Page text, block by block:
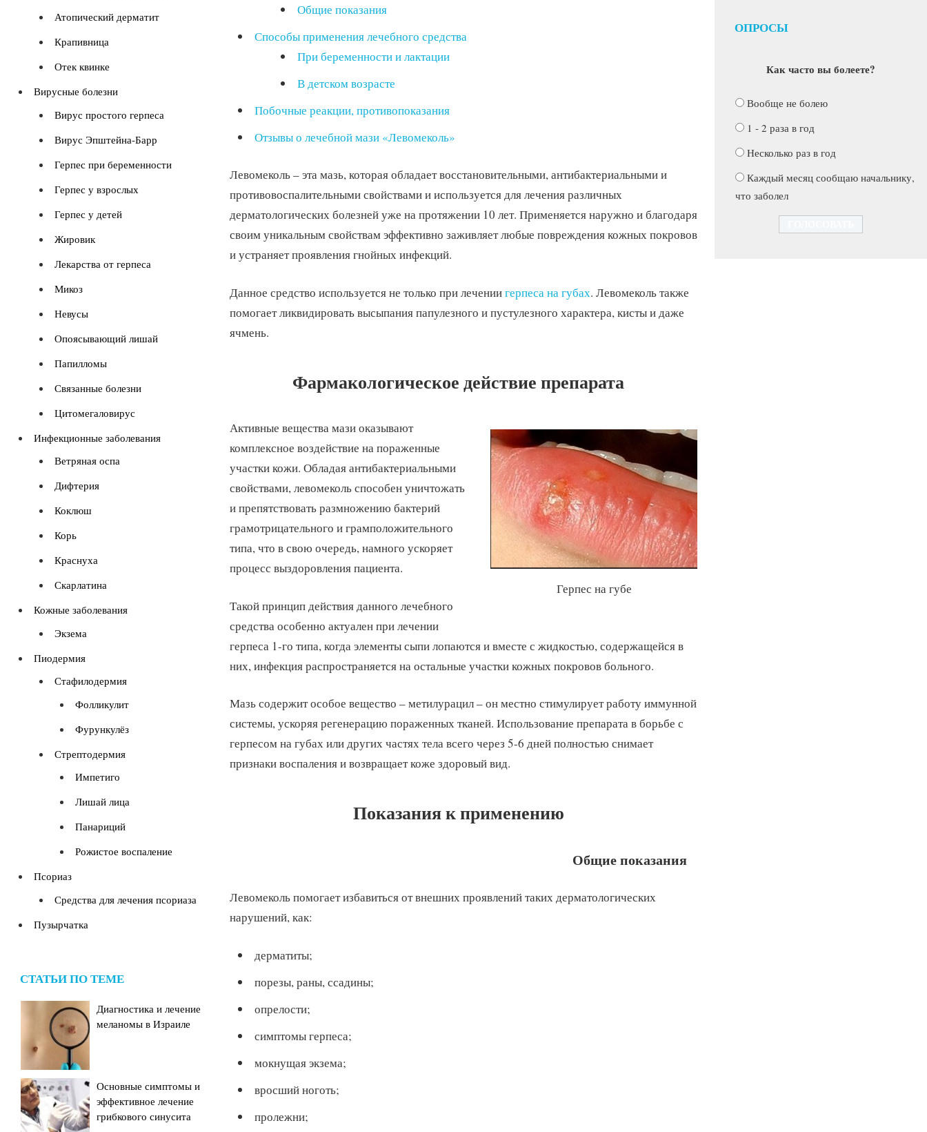
Общие показания
Способы применения лечебного средства
При беременности и лактации
В детском возрасте
Побочные реакции, противопоказания
Отзывы о лечебной мази «Левомеколь»
Левомеколь – эта мазь, которая обладает восстановительными, антибактериальными и
противовоспалительными свойствами и используется для лечения различных
дерматологических болезней уже на протяжении 10 лет. Применяется наружно и благодаря
своим уникальным свойствам эффективно заживляет любые повреждения кожных покровов
и устраняет проявления гнойных инфекций.
Данное средство используется не только при лечениигерпеса на губах. Левомеколь также
помогает ликвидировать высыпания папулезного и пустулезного характера, кисты и даже
ячмень.
Фармакологическое действие препарата
Герпес на губе
Активные вещества мази оказывают
комплексное воздействие на пораженные
участки кожи. Обладая антибактериальными
свойствами, левомеколь способен уничтожать
и препятствовать размножению бактерий
грамотрицательного и грамположительного
типа, что в свою очередь, намного ускоряет
процесс выздоровления пациента.
Такой принцип действия данного лечебного
средства особенно актуален при лечении
герпеса 1-го типа, когда элементы сыпи лопаются и вместе с жидкостью, содержащейся в
них, инфекция распространяется на остальные участки кожных покровов больного.
Мазь содержит особое вещество – метилурацил – он местно стимулирует работу иммунной
системы, ускоряя регенерацию пораженных тканей. Использование препарата в борьбе с
герпесом на губах или других частях тела всего через 5-6 дней полностью снимает
признаки воспаления и возвращает коже здоровый вид.
Показания к применению
Общие показания
Левомеколь помогает избавиться от внешних проявлений таких дерматологических
нарушений, как:
дерматиты;
порезы, раны, ссадины;
опрелости;
симптомы герпеса;
мокнущая экзема;
вросший ноготь;
пролежни;
Атопический дерматит
Крапивница
Отек квинке
Вирусные болезни
Вирус простого герпеса
Вирус Эпштейна-Барр
Герпес при беременности
Герпес у взрослых
Герпес у детей
Жировик
Лекарства от герпеса
Микоз
Невусы
Опоясывающий лишай
Папилломы
Связанные болезни
Цитомегаловирус
Инфекционные заболевания
Ветряная оспа
Дифтерия
Коклюш
Корь
Краснуха
Скарлатина
Кожные заболевания
Экзема
Пиодермия
Стафилодермия
Фолликулит
Фурункулёз
Стрептодермия
Импетиго
Лишай лица
Панариций
Рожистое воспаление
Псориаз
Средства для лечения псориаза
Пузырчатка
СТАТЬИ ПО ТЕМЕ
Диагностика и лечение
меланомы в Израиле
Основные симптомы и
эффективное лечение
грибкового синусита
ОПРОСЫ
Как часто вы болеете?
Вообще не болею
1 - 2 раза в год
Несколько раз в год
Каждый месяц сообщаю начальнику,
что заболел